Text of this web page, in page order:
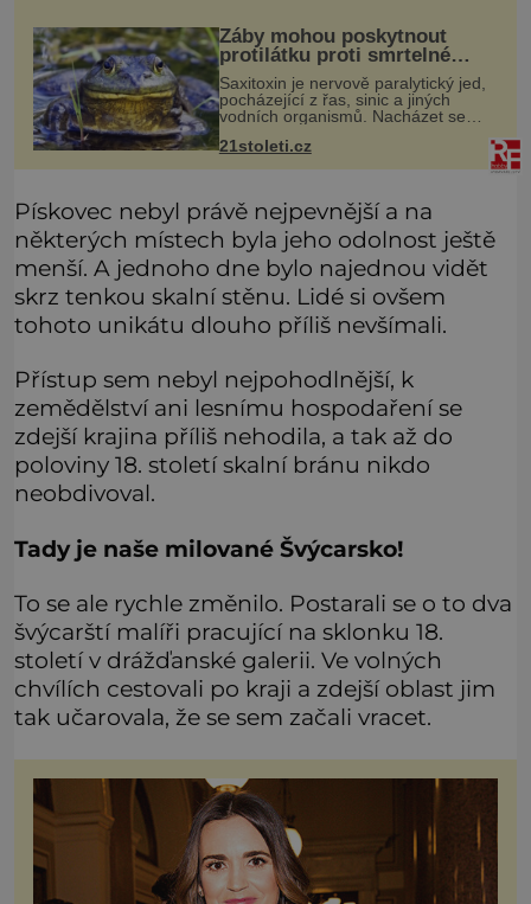
Žáby mohou poskytnout
protilátku proti smrtelné
otravě měkkýši
Saxitoxin je nervově paralytický jed,
pocházející z řas, sinic a jiných
vodních organismů. Nacházet se
mlžích, jako jsou ústřice nebo slávky.
K příznakům otravy patří
21stoleti.cz
Pískovec nebyl právě nejpevnější a na
některých místech byla jeho odolnost ještě
menší. A jednoho dne bylo najednou vidět
skrz tenkou skalní stěnu. Lidé si ovšem
tohoto unikátu dlouho příliš nevšímali.
Přístup sem nebyl nejpohodlnější, k
zemědělství ani lesnímu hospodaření se
zdejší krajina příliš nehodila, a tak až do
poloviny 18. století skalní bránu nikdo
neobdivoval.
Tady je naše milované Švýcarsko!
To se ale rychle změnilo. Postarali se o to dva
švýcarští malíři pracující na sklonku 18.
století v drážďanské galerii. Ve volných
chvílích cestovali po kraji a zdejší oblast jim
tak učarovala, že se sem začali vracet.